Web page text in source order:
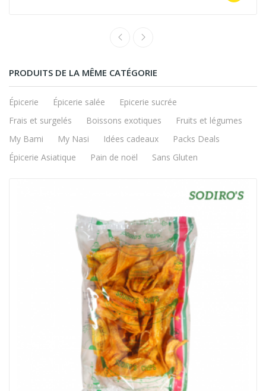
PRODUITS DE LA MÊME CATÉGORIE
Épicerie Épicerie salée
Epicerie sucrée
Frais et surgelés
Boissons exotiques
Fruits et légumes
My Bami
My Nasi Idées cadeaux
Packs Deals
Épicerie Asiatique
Pain de noël Sans Gluten